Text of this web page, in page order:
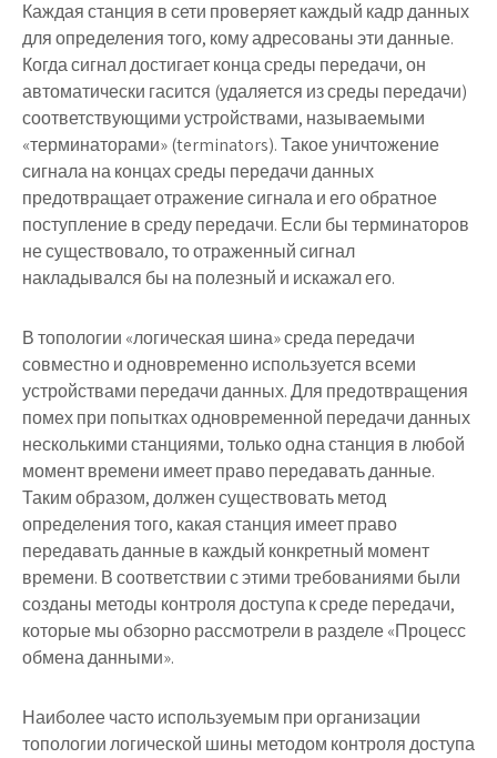
Каждая станция в сети проверяет каждый кадр данных
для определения того, кому адресованы эти данные.
Когда сигнал достигает конца среды передачи, он
автоматически гасится (удаляется из среды передачи)
соответствующими устройствами, называемыми
«терминаторами» (terminators). Такое уничтожение
сигнала на концах среды передачи данных
предотвращает отражение сигнала и его обратное
поступление в среду передачи. Если бы терминаторов
не существовало, то отраженный сигнал
накладывался бы на полезный и искажал его.
В топологии «логическая шина» среда передачи
совместно и одновременно используется всеми
устройствами передачи данных. Для предотвращения
помех при попытках одновременной передачи данных
несколькими станциями, только одна станция в любой
момент времени имеет право передавать данные.
Таким образом, должен существовать метод
определения того, какая станция имеет право
передавать данные в каждый конкретный момент
времени. В соответствии с этими требованиями были
созданы методы контроля доступа к среде передачи,
которые мы обзорно рассмотрели в разделе «Процесс
обмена данными».
Наиболее часто используемым при организации
топологии логической шины методом контроля доступа